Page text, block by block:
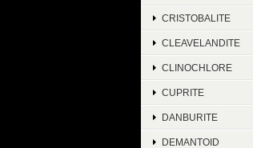
CRISTOBALITE
CLEAVELANDITE
CLINOCHLORE
CUPRITE
DANBURITE
DEMANTOID